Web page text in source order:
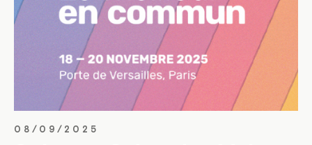
08/09/2025